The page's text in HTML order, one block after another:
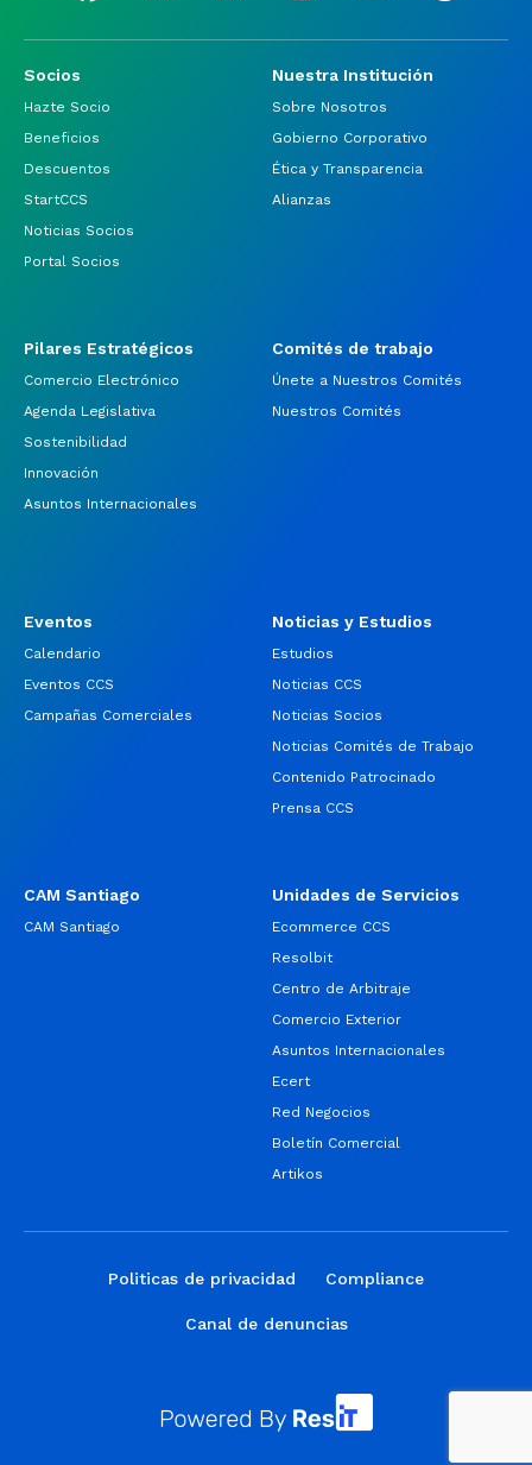
Socios
Hazte Socio
Beneficios
Descuentos
StartCCS
Noticias Socios
Portal Socios
Nuestra Institución
Sobre Nosotros
Gobierno Corporativo
Ética y Transparencia
Alianzas
Pilares Estratégicos
Comercio Electrónico
Agenda Legislativa
Sostenibilidad
Innovación
Asuntos Internacionales
Comités de trabajo
Únete a Nuestros Comités
Nuestros Comités
Eventos
Calendario
Eventos CCS
Campañas Comerciales
Noticias y Estudios
Estudios
Noticias CCS
Noticias Socios
Noticias Comités de Trabajo
Contenido Patrocinado
Prensa CCS
CAM Santiago
CAM Santiago
Unidades de Servicios
Ecommerce CCS
Resolbit
Centro de Arbitraje
Comercio Exterior
Asuntos Internacionales
Ecert
Red Negocios
Boletín Comercial
Artikos
Politicas de privacidad Compliance
Canal de denuncias